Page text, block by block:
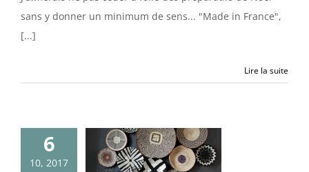
sans y donner un minimum de sens... "Made in France",
[...]
Lire la suite
6
10, 2017
(Home
octobre